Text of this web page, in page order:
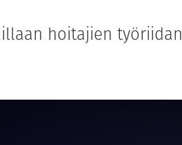
hoitajien työriidan